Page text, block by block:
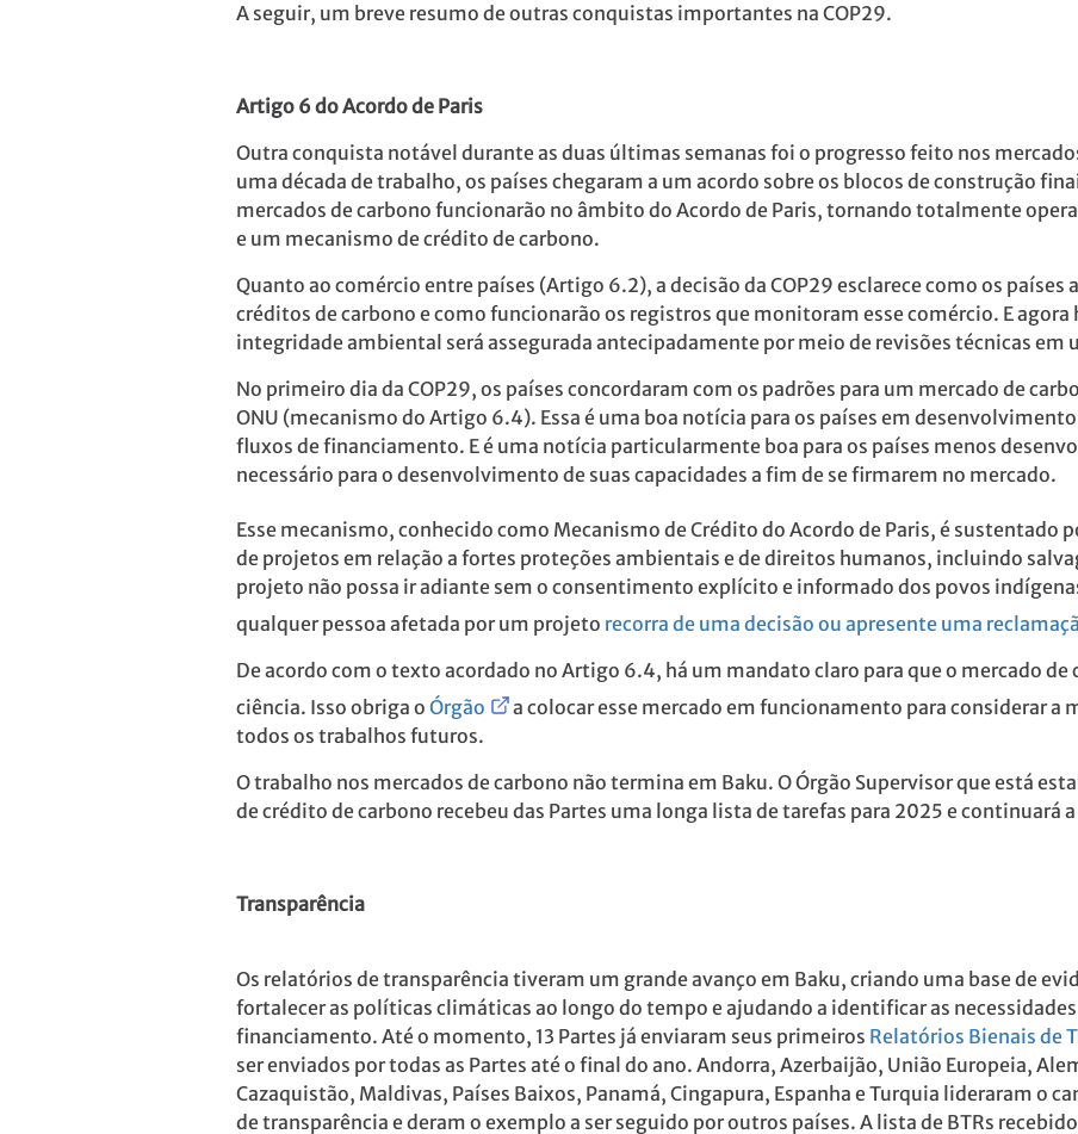
A seguir, um breve resumo de outras conquistas importantes na COP29.
Artigo 6 do Acordo de Paris
Outra conquista notável durante as duas últimas semanas foi o progresso feito nos
uma década de trabalho, os países chegaram a um acordo sobre os blocos de construção
mercados de carbono funcionarão no âmbito do Acordo de Paris, tornando totalmente
e um mecanismo de crédito de carbono.
Quanto ao comércio entre países (Artigo 6.2), a decisão da COP29 esclarece como os países
créditos de carbono e como funcionarão os registros que monitoram esse comércio. E agora
integridade ambiental será assegurada antecipadamente por meio de revisões técnicas em
No primeiro dia da COP29, os países concordaram com os padrões para um mercado de
ONU (mecanismo do Artigo 6.4). Essa é uma boa notícia para os países em
fluxos de financiamento. E é uma notícia particularmente boa para os países menos
necessário para o desenvolvimento de suas capacidades a fim de se firmarem no mercado.
Esse mecanismo, conhecido como Mecanismo de Crédito do Acordo de Paris, é sustentado
de projetos em relação a fortes proteções ambientais e de direitos humanos, incluindo
projeto não possa ir adiante sem o consentimento explícito e informado dos povos
qualquer pessoa afetada por um projeto recorra de uma decisão ou apresente uma
De acordo com o texto acordado no Artigo 6.4, há um mandato claro para que o mercado de
ciência. Isso obriga o Órgão
a colocar esse mercado em funcionamento para considerar a
todos os trabalhos futuros.
O trabalho nos mercados de carbono não termina em Baku. O Órgão Supervisor que está
de crédito de carbono recebeu das Partes uma longa lista de tarefas para 2025 e continuará
Transparência
Os relatórios de transparência tiveram um grande avanço em Baku, criando uma base de
fortalecer as políticas climáticas ao longo do tempo e ajudando a identificar as
financiamento. Até o momento, 13 Partes já enviaram seus primeiros Relatórios Bienais de
ser enviados por todas as Partes até o final do ano. Andorra, Azerbaijão, União Europeia,
Cazaquistão, Maldivas, Países Baixos, Panamá, Cingapura, Espanha e Turquia lideraram o
de transparência e deram o exemplo a ser seguido por outros países. A lista de BTRs